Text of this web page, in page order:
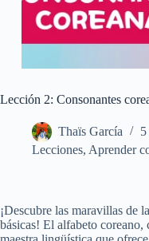
Lección 2: Consonantes
Thaïs García
Lecciones, Aprender
¡Descubre las maravillas de
básicas! El alfabeto